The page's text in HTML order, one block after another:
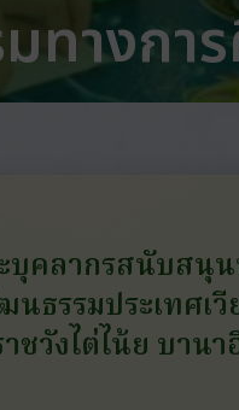
ทางกา
บุคลากรสนับสนุ
ธรรมประเทศเ
ชวังไต่ไน้ย บาน